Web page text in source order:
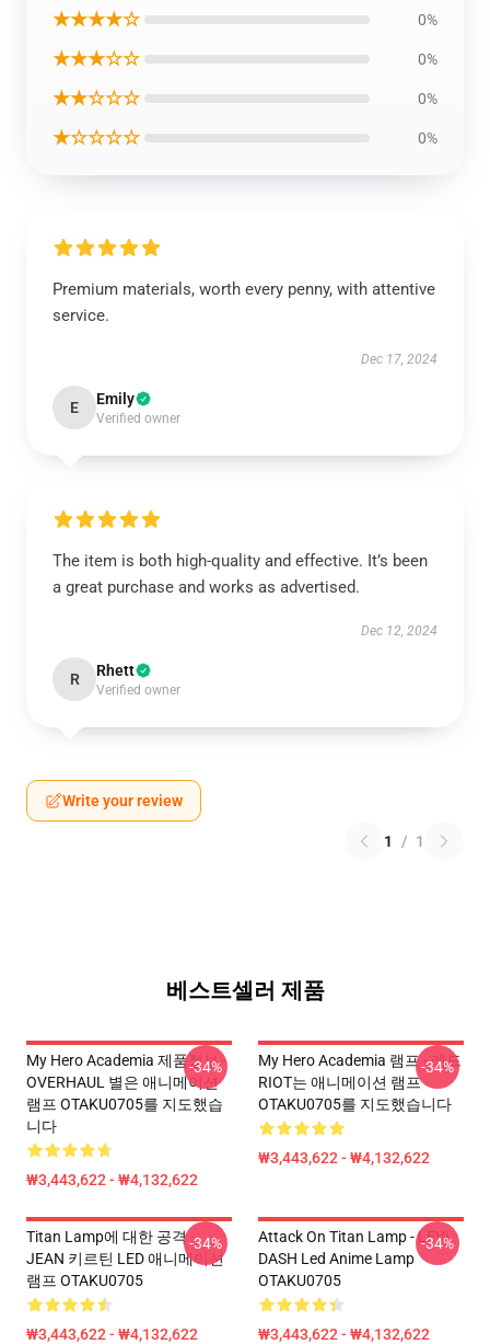
★★★★☆ 0%
★★★☆☆ 0%
★★☆☆☆ 0%
★☆☆☆☆ 0%
Premium materials, worth every penny, with attentive
service.
Dec 17, 2024
E Emily
Verified owner
The item is both high-quality and effective. It’s been
a great purchase and works as advertised.
Dec 12, 2024
R Rhett
Verified owner
Write your review
1 / 1
베스트셀러 제품
My Hero Academia 제품정보 -
OVERHAUL 별은 애니메이션
램프 OTAKU0705를 지도했습
니다
₩3,443,622 - ₩4,132,622
-34%
My Hero Academia 램프 - 레드
RIOT는 애니메이션 램프
OTAKU0705를 지도했습니다
₩3,443,622 - ₩4,132,622
-34%
Titan Lamp에 대한 공격 -
JEAN 키르틴 LED 애니메이션
램프 OTAKU0705
₩3,443,622 - ₩4,132,622
-34%
Attack On Titan Lamp - LEVI
DASH Led Anime Lamp
OTAKU0705
₩3,443,622 - ₩4,132,622
-34%